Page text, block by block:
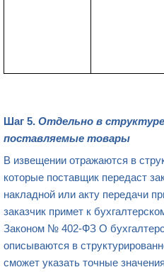
Шаг 5. Отдельно в
поставляемые товары
В извещении отражаются в
которые поставщик передаст
накладной или акту передачи
заказчик примет к
Законом № 402-ФЗ О
описываются в
сможет указать точные